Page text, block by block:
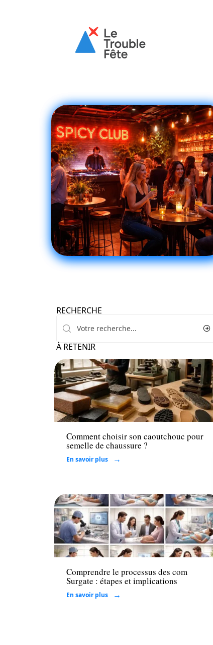
RECHERCHE
À RETENIR
Mode
Comment choisir son caoutchouc pour
semelle de chaussure ?
En savoir plus
Entreprise
Comprendre le processus des com
Surgate : étapes et implications
En savoir plus